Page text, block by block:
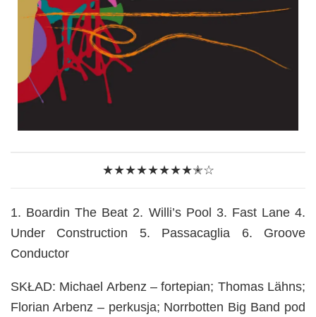
★★★★★★★★✭☆
1. Boardin The Beat 2. Willi’s Pool 3. Fast Lane 4.
Under Construction 5. Passacaglia 6. Groove
Conductor
SKŁAD: Michael Arbenz – fortepian; Thomas Lähns;
Florian Arbenz – perkusja; Norrbotten Big Band pod